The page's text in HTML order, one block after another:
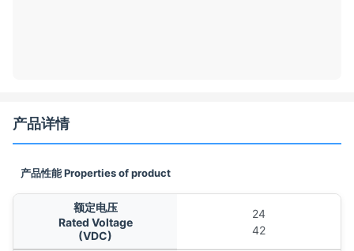
产品详情
产品性能 Properties of product
额定电压
Rated Voltage
(VDC)
24
42